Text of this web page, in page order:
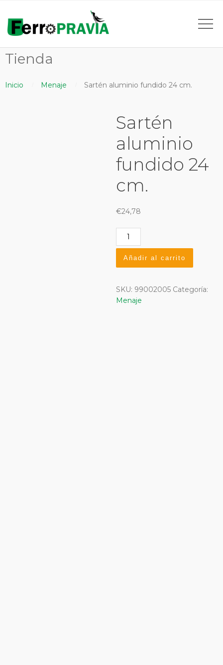
Tienda
Inicio Menaje Sartén aluminio fundido 24 cm.
Sartén
aluminio
fundido 24
cm.
€24,78
Sartén
aluminio
fundido
24
cantidad
Añadir al carrito
SKU: 99002005 Categoría:
Menaje